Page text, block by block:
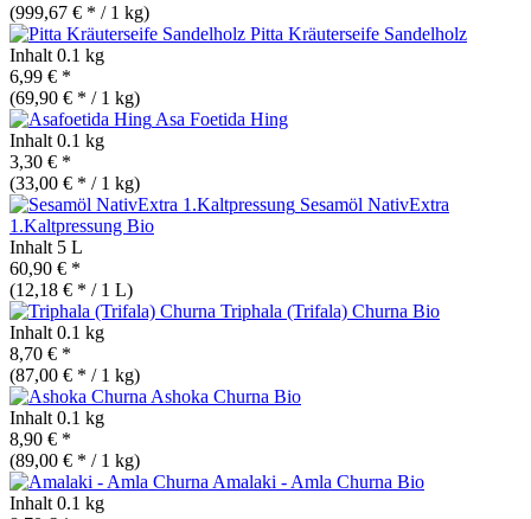
(999,67 € * / 1 kg)
Pitta Kräuterseife Sandelholz
Inhalt 0.1 kg
6,99 € *
(69,90 € * / 1 kg)
Asa Foetida Hing
Inhalt 0.1 kg
3,30 € *
(33,00 € * / 1 kg)
Sesamöl NativExtra
1.Kaltpressung Bio
Inhalt 5 L
60,90 € *
(12,18 € * / 1 L)
Triphala (Trifala) Churna Bio
Inhalt 0.1 kg
8,70 € *
(87,00 € * / 1 kg)
Ashoka Churna Bio
Inhalt 0.1 kg
8,90 € *
(89,00 € * / 1 kg)
Amalaki - Amla Churna Bio
Inhalt 0.1 kg